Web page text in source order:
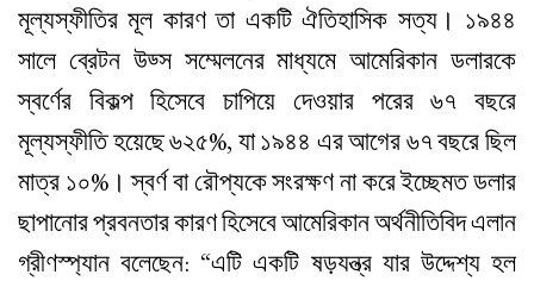
মূল্যস্ফীতির মূল কারণ তা একটি ঐতিহাসিক সত্য। ১৯৪৪
সালে ব্রেটন উড্স সম্মেলনের মাধ্যমে আমেরিকান ডলারকে
স্বর্ণের বিকল্প হিসেবে চাপিয়ে দেওয়ার পরের ৬৭ বছরে
মূল্যস্ফীতি হয়েছে ৬২৫%, যা ১৯৪৪ এর আগের ৬৭ বছরে ছিল
মাত্র ১০%। স্বর্ণ বা রৌপ্যকে সংরক্ষণ না করে ইচ্ছেমত ডলার
ছাপানোর প্রবনতার কারণ হিসেবে আমেরিকান অর্থনীতিবিদ এলান
গ্রীণস্প্যান বলেছেন: “এটি একটি ষড়যন্ত্র যার উদ্দেশ্য হল